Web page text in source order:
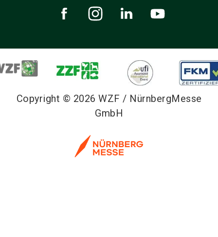
Copyright © 2026 WZF / NürnbergMesse
GmbH